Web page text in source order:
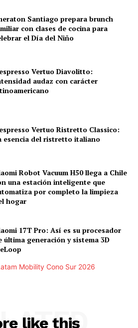
Santiago prepara brunch
con clases de cocina para
el Día del Niño
Vertuo Diavolitto:
audaz con carácter
Vertuo Ristretto Classico:
esencia del ristretto italiano
Robot Vacuum H50 llega a Chile
una estación inteligente que
por completo la limpieza
hogar
17T Pro: Así es su procesador
última generación y sistema 3D
like this